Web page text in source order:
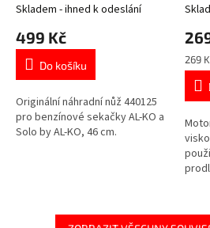
Skladem - ihned k odeslání
499 Kč
Do košíku
Originální náhradní nůž 440125
pro benzínové sekačky AL-KO a
Solo by AL-KO, 46 cm.
cena:
269